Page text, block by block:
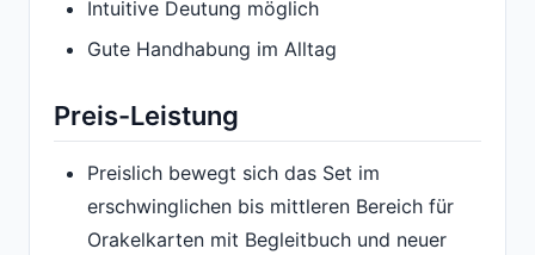
Intuitive Deutung möglich
Gute Handhabung im Alltag
Preis-Leistung
Preislich bewegt sich das Set im
erschwinglichen bis mittleren Bereich für
Orakelkarten mit Begleitbuch und neuer